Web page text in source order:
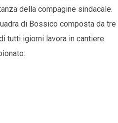
della compagine sindacale.
di Bossico composta da tre
tutti igiorni lavora in cantiere